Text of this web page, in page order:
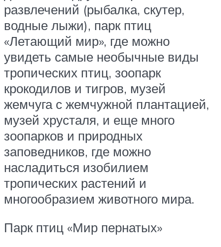
развлечений (рыбалка, скутер,
водные лыжи), парк птиц
«Летающий мир», где можно
увидеть самые необычные виды
тропических птиц, зоопарк
крокодилов и тигров, музей
жемчуга с жемчужной плантацией,
музей хрусталя, и еще много
зоопарков и природных
заповедников, где можно
насладиться изобилием
тропических растений и
многообразием животного мира.
Парк птиц «Мир пернатых»